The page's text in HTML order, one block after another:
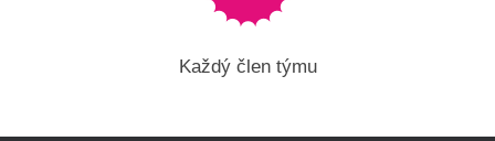
Každý člen týmu